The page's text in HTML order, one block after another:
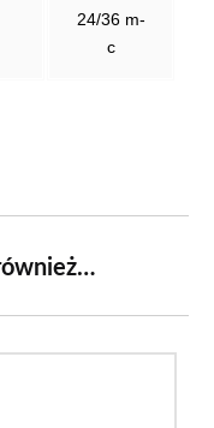
24/36 m-
c